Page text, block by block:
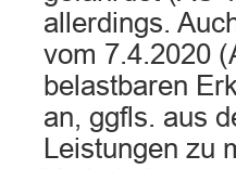
allerdings.
vom 7.4.2020
belastbaren
an, ggfls. aus
Leistungen zu